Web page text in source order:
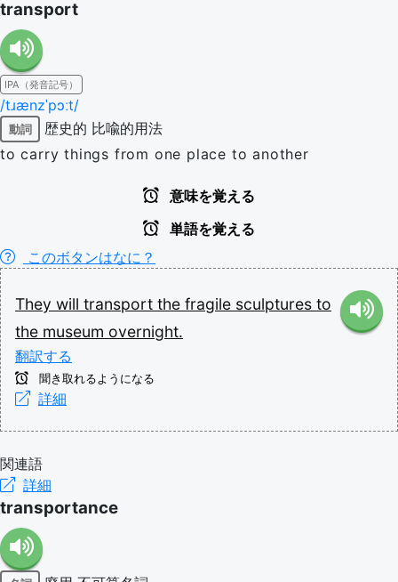
transport
IPA（発音記号）
/tɹænzˈpɔːt/
動詞 歴史的 比喩的用法
to carry things from one place to another
意味を覚える
単語を覚える
このボタンはなに？
They will transport the fragile sculptures to
the museum overnight.
翻訳する
聞き取れるようになる
詳細
関連語
詳細
transportance